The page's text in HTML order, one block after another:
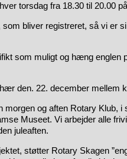
torsdag fra 18.30 til 20.00
bliver registreret, så vi er
som muligt og hæng englen
den. 22. december mellem
og aften Rotary Klub, i
Museet. Vi arbejder alle
juleaften.
støtter Rotary Skagen